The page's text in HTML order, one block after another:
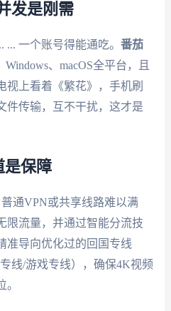
发是刚需
一个账号得能通吃。 番茄
、macOS全平台，且
视上看着《繁花》，手机刷
件传输，互不干扰，这才是
是保障
通VPN或共享线路难以满
限流量，并通过智能分流技
准导向优化过的回国专线
线/游戏专线），确保4K视频